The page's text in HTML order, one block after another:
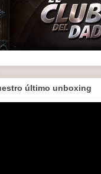
último unboxing